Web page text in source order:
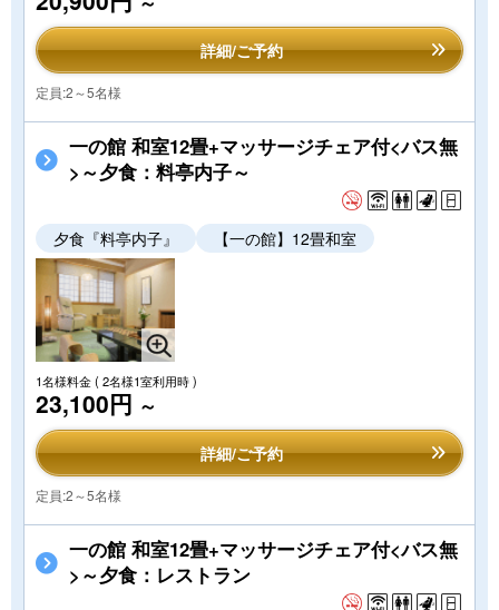
詳細/ご予約
定員:2～5名様
一の館 和室12畳+マッサージチェア付<バス無
>～夕食：料亭内子～
夕食『料亭内子』 【一の館】12畳和室
1名様料金( 2名様1室利用時 )
23,100円 ～
詳細/ご予約
定員:2～5名様
一の館 和室12畳+マッサージチェア付<バス無
>～夕食：レストラン